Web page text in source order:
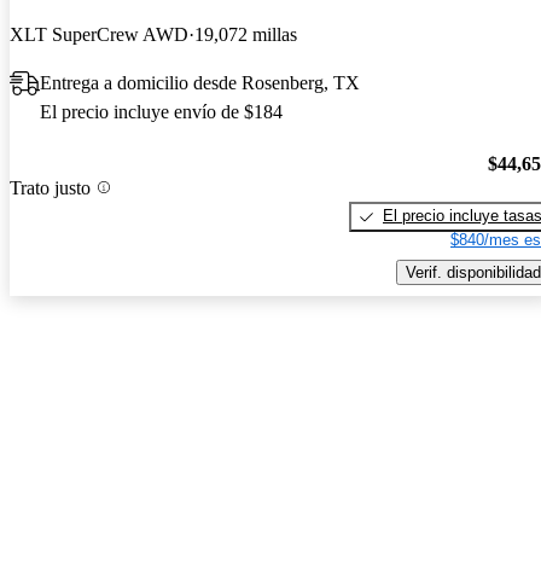
XLT SuperCrew AWD 19,072 millas
Entrega a domicilio desde Rosenberg, TX
El precio incluye envío de $184
Trato justo
El precio incluye tasas
$840/mes
Verif. disponibilidad